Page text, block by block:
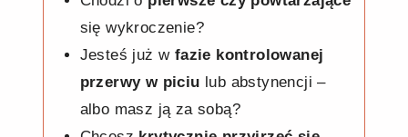
się wykroczenie?
Jesteś już w fazie kontrolowanej
przerwy w piciu lub abstynencji –
albo masz ją za sobą?